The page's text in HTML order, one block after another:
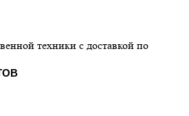
техники с доставкой по